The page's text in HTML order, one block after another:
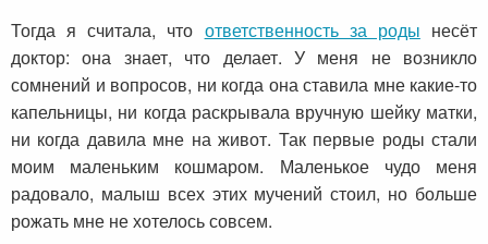
Тогда я считала, что ответственность за роды несёт
доктор: она знает, что делает. У меня не возникло
сомнений и вопросов, ни когда она ставила мне какие-то
капельницы, ни когда раскрывала вручную шейку матки,
ни когда давила мне на живот. Так первые роды стали
моим маленьким кошмаром. Маленькое чудо меня
радовало, малыш всех этих мучений стоил, но больше
рожать мне не хотелось совсем.